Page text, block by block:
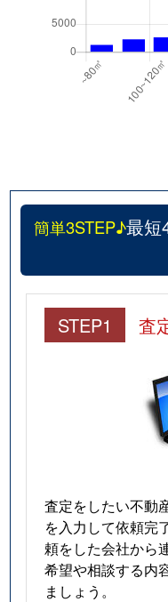
簡単3STEP♪最短
STEP1 査
査定をしたい不動
を入力して依頼完
頼をした会社から
希望や相談する内
ましょう。